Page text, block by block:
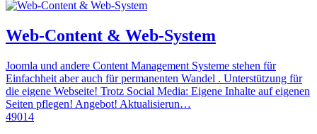
Web-Content & Web-System
Joomla und andere Content Management Systeme stehen für
Einfachheit aber auch für permanenten Wandel . Unterstützung für
die eigene Webseite! Trotz Social Media: Eigene Inhalte auf eigenen
Seiten pflegen! Angebot! Aktualisierun…
49014